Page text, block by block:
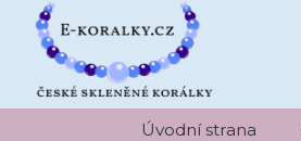
Úvodní strana